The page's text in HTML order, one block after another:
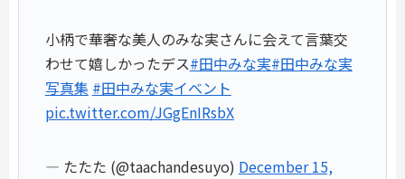
小柄で華奢な美人のみな実さんに会えて言葉交
わせて嬉しかったデス#田中みな実#田中みな実
写真集 #田中みな実イベント
pic.twitter.com/JGgEnIRsbX
— たたた (@taachandesuyo) December 15,